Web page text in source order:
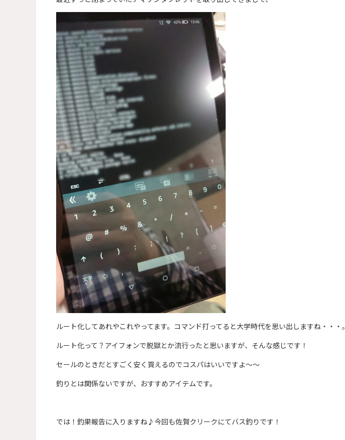
ルート化してあれやこれやってます。コマンド打ってると大学時代を思い出しますね・・・。
ルート化って？アイフォンで脱獄とか流行ったと思いますが、そんな感じです！
セールのときだとすごく安く買えるのでコスパはいいですよ～～
釣りとは関係ないですが、おすすめアイテムです。
では！釣果報告に入りますね♪今回も佐賀クリークにてバス釣りです！